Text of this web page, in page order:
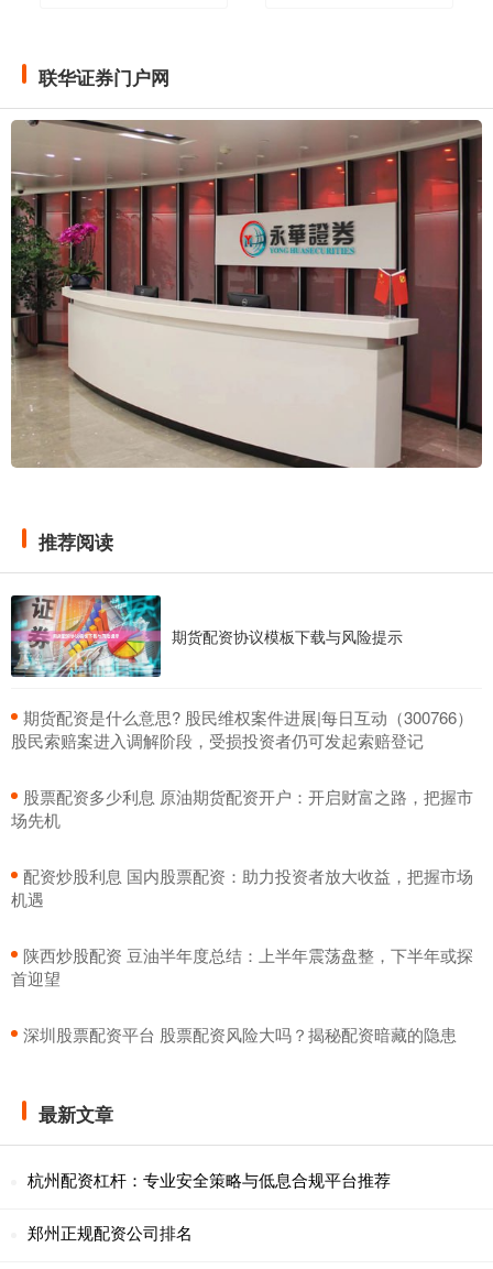
联华证券门户网
推荐阅读
期货配资协议模板下载与风险提示
​期货配资是什么意思? 股民维权案件进展|每日互动（300766）
股民索赔案进入调解阶段，受损投资者仍可发起索赔登记
​股票配资多少利息 原油期货配资开户：开启财富之路，把握市
场先机
​配资炒股利息 国内股票配资：助力投资者放大收益，把握市场
机遇
​陕西炒股配资 豆油半年度总结：上半年震荡盘整，下半年或探
首迎望
​深圳股票配资平台 股票配资风险大吗？揭秘配资暗藏的隐患
最新文章
杭州配资杠杆：专业安全策略与低息合规平台推荐
郑州正规配资公司排名